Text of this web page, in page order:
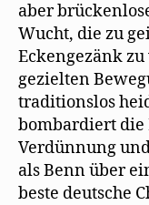
aber
Wucht, die zu
Eckengezänk
gezielten
traditionslos
bombardiert die
Verdünnung
als Benn über
beste deutsche